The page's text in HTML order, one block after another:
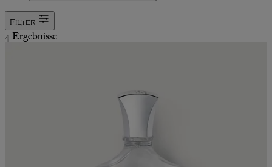
Filter
4 Ergebnisse